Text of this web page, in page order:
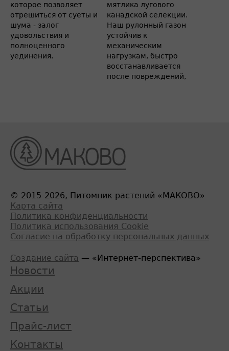
которое позволяет
отрешиться от суеты и
шума - залог
удовольствия и
полноценного
уединения.
мятлика лугового
канадской селекции.
Наш рулонный газон
устойчив к
механическим
нагрузкам, быстро
восстанавливается
после повреждений,
© 2015-2026, Питомник растений «МАКОВО»
Карта сайта
Политика конфиденциальности
Политика использования Cookie
Согласие на обработку персональных данных
Создание сайта — «Интернет-перспектива»
Новости
Акции
Статьи
Прайс-лист
Контакты